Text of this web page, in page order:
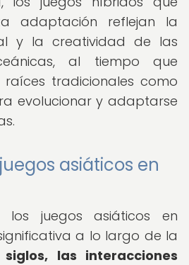
adaptación reflejan la
y la creatividad de las
al tiempo que
tradicionales como
evolucionar y adaptarse
asiáticos en
los juegos asiáticos en
a lo largo de la
siglos, las interacciones